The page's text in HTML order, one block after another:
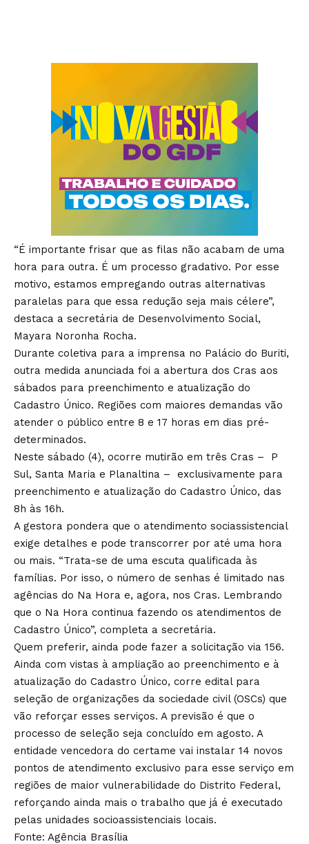
“É importante frisar que as filas não acabam de uma
hora para outra. É um processo gradativo. Por esse
motivo, estamos empregando outras alternativas
paralelas para que essa redução seja mais célere”,
destaca a secretária de Desenvolvimento Social,
Mayara Noronha Rocha.
Durante coletiva para a imprensa no Palácio do Buriti,
outra medida anunciada foi a abertura dos Cras aos
sábados para preenchimento e atualização do
Cadastro Único. Regiões com maiores demandas vão
atender o público entre 8 e 17 horas em dias pré-
determinados.
Neste sábado (4), ocorre mutirão em três Cras – P
Sul, Santa Maria e Planaltina – exclusivamente para
preenchimento e atualização do Cadastro Único, das
8h às 16h.
A gestora pondera que o atendimento sociassistencial
exige detalhes e pode transcorrer por até uma hora
ou mais. “Trata-se de uma escuta qualificada às
famílias. Por isso, o número de senhas é limitado nas
agências do Na Hora e, agora, nos Cras. Lembrando
que o Na Hora continua fazendo os atendimentos de
Cadastro Único”, completa a secretária.
Quem preferir, ainda pode fazer a solicitação via 156.
Ainda com vistas à ampliação ao preenchimento e à
atualização do Cadastro Único, corre edital para
seleção de organizações da sociedade civil (OSCs) que
vão reforçar esses serviços. A previsão é que o
processo de seleção seja concluído em agosto. A
entidade vencedora do certame vai instalar 14 novos
pontos de atendimento exclusivo para esse serviço em
regiões de maior vulnerabilidade do Distrito Federal,
reforçando ainda mais o trabalho que já é executado
pelas unidades socioassistenciais locais.
Fonte: Agência Brasília